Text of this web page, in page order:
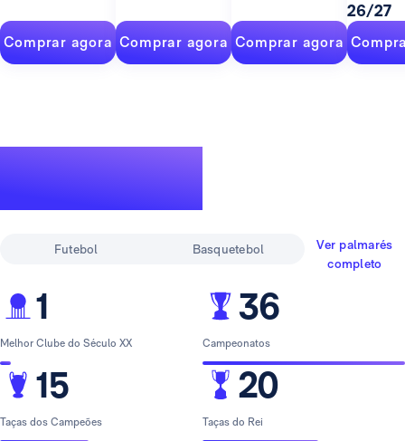
Comprar agora Comprar agora Comprar agora
26/27
Futebol Basquetebol
Ver palmarés
completo
1
Melhor Clube do Século XX
15
Taças dos Campeões
36
Campeonatos
20
Taças do Rei